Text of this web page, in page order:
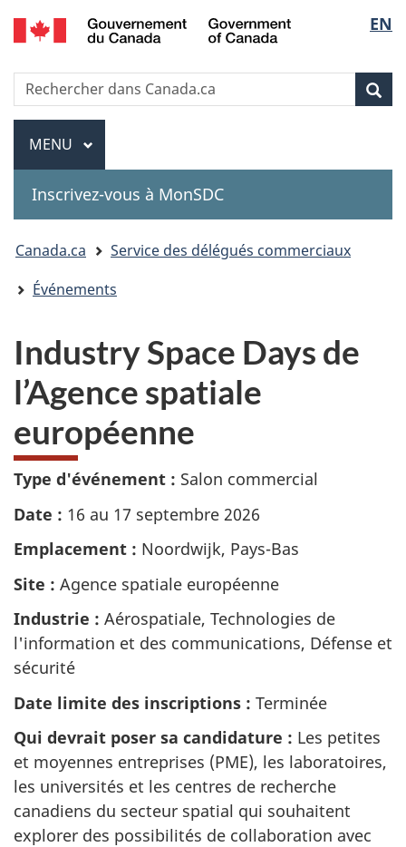
Passer
au
principal
Passer
à
Au
sujet
»
Passer
à
version
HTML
de
la
EN
Government
Recherche
Rechercher
dans
Canada.ca
Menu
MENU PRINCIPAL
Inscrivez-vous à MonSDC
You
are
here:
Canada.ca
Service des délégués commerciaux
Événements
Industry Space Days de
l’Agence spatiale
européenne
Type d'événement : Salon commercial
Date : 16 au 17 septembre 2026
Emplacement : Noordwijk, Pays-Bas
Site : Agence spatiale européenne
Industrie : Aérospatiale, Technologies de
l'information et des communications, Défense et
sécurité
Date limite des inscriptions : Terminée
Qui devrait poser sa candidature : Les petites
et moyennes entreprises (PME), les laboratoires,
les universités et les centres de recherche
canadiens du secteur spatial qui souhaitent
explorer des possibilités de collaboration avec